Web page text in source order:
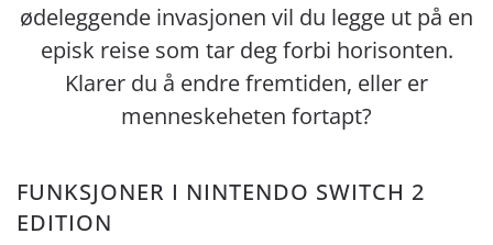
ødeleggende invasjonen vil du legge ut på en
episk reise som tar deg forbi horisonten.
Klarer du å endre fremtiden, eller er
menneskeheten fortapt?
FUNKSJONER I NINTENDO SWITCH 2
EDITION